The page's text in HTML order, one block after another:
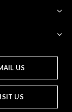
US
US